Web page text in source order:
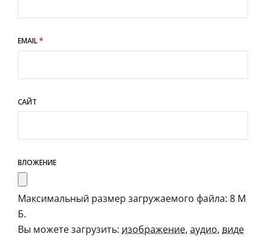
EMAIL*
САЙТ
ВЛОЖЕНИЕ
Максимальный размер загружаемого файла: 8 М
Б.
Вы можете загрузить: изображение, аудио, виде